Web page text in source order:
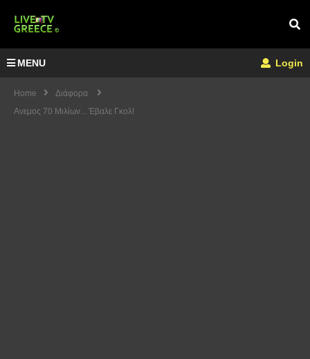
MENU Login
Home
Διάφορα
Ανεμος 70 Μιλίων... Έβαλε Γκολ!